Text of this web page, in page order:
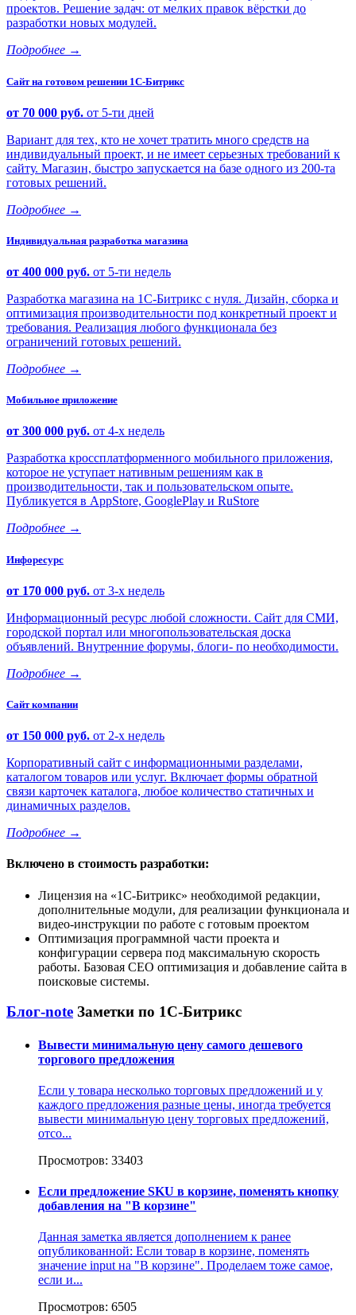
проектов. Решение задач: от мелких правок вёрстки до
разработки новых модулей.
Подробнее →
Сайт на готовом решении 1С-Битрикс
от 70 000 руб. от 5-ти дней
Вариант для тех, кто не хочет тратить много средств на
индивидуальный проект, и не имеет серьезных требований к
сайту. Магазин, быстро запускается на базе одного из 200-та
готовых решений.
Подробнее →
Индивидуальная разработка магазина
от 400 000 руб. от 5-ти недель
Разработка магазина на 1С-Битрикс с нуля. Дизайн, сборка и
оптимизация производительности под конкретный проект и
требования. Реализация любого функционала без
ограничений готовых решений.
Подробнее →
Мобильное приложение
от 300 000 руб. от 4-х недель
Разработка кроссплатформенного мобильного приложения,
которое не уступает нативным решениям как в
производительности, так и пользовательском опыте.
Публикуется в AppStore, GooglePlay и RuStore
Подробнее →
Инфоресурс
от 170 000 руб. от 3-х недель
Информационный ресурс любой сложности. Сайт для СМИ,
городской портал или многопользовательская доска
объявлений. Внутренние форумы, блоги- по необходимости.
Подробнее →
Сайт компании
от 150 000 руб. от 2-х недель
Корпоративный сайт с информационными разделами,
каталогом товаров или услуг. Включает формы обратной
связи карточек каталога, любое количество статичных и
динамичных разделов.
Подробнее →
Включено в стоимость разработки:
Лицензия на 1С-Битрикс
необходимой редакции,
дополнительные модули, для реализации функционала и
видео-инструкции по работе с готовым проектом
Оптимизация программной части проекта и
конфигурации сервера под максимальную скорость
работы. Базовая СЕО оптимизация и добавление сайта в
поисковые системы.
Блог-note Заметки по 1С-Битрикс
Вывести минимальную цену самого дешевого
торгового предложения
Если у товара несколько торговых предложений и у
каждого предложения разные цены, иногда требуется
вывести минимальную цену торговых предложений,
отсо...
Просмотров: 33403
Если предложение SKU в корзине, поменять кнопку
добавления на "В корзине"
Данная заметка является дополнением к ранее
опубликованной: Если товар в корзине, поменять
значение input на "В корзине". Проделаем тоже самое,
если и...
Просмотров: 6505